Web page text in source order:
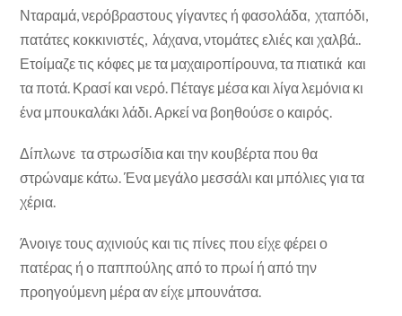
Νταραμά, νερόβραστους γίγαντες ή φασολάδα, χταπόδι,
πατάτες κοκκινιστές, λάχανα, ντομάτες ελιές και χαλβά..
Ετοίμαζε τις κόφες με τα μαχαιροπίρουνα, τα πιατικά και
τα ποτά. Κρασί και νερό. Πέταγε μέσα και λίγα λεμόνια κι
ένα μπουκαλάκι λάδι. Αρκεί να βοηθούσε ο καιρός.
Δίπλωνε τα στρωσίδια και την κουβέρτα που θα
στρώναμε κάτω. Ένα μεγάλο μεσσάλι και μπόλιες για τα
χέρια.
Άνοιγε τους αχινιούς και τις πίνες που είχε φέρει ο
πατέρας ή ο παππούλης από το πρωί ή από την
προηγούμενη μέρα αν είχε μπουνάτσα.